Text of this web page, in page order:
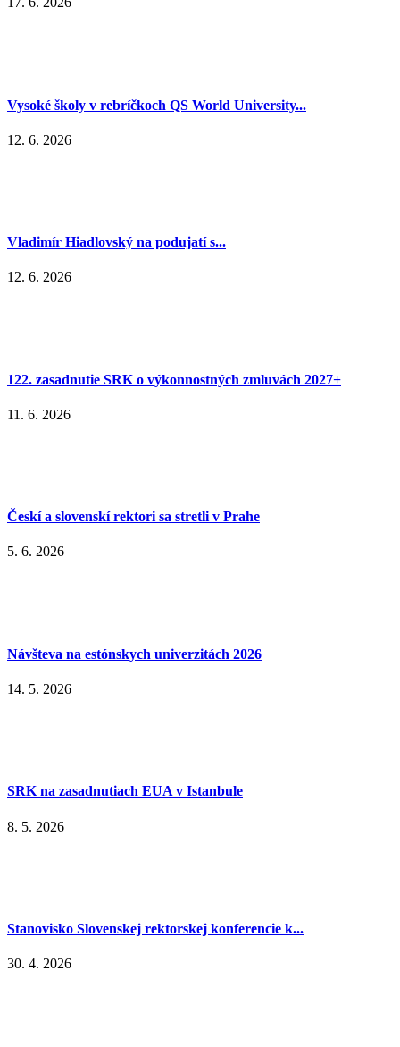
Vysoké školy v rebríčkoch QS World University...
12. 6. 2026
Vladimír Hiadlovský na podujatí s...
12. 6. 2026
122. zasadnutie SRK o výkonnostných zmluvách 2027+
11. 6. 2026
Českí a slovenskí rektori sa stretli v Prahe
5. 6. 2026
Návšteva na estónskych univerzitách 2026
14. 5. 2026
SRK na zasadnutiach EUA v Istanbule
8. 5. 2026
Stanovisko Slovenskej rektorskej konferencie k...
30. 4. 2026